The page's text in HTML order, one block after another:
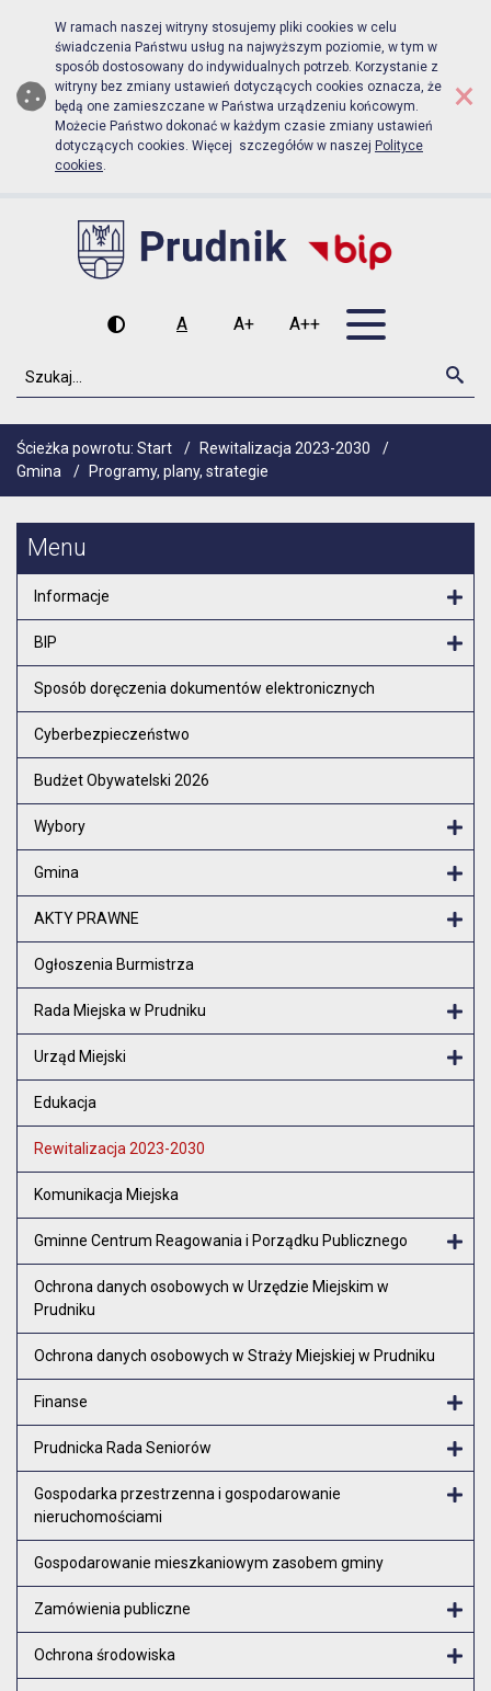
Biuletyn Informacji Publicznej
Przejdź do menu głównego
Przejdź do głównej zawartości
W ramach naszej witryny stosujemy pliki cookies w celu
świadczenia Państwu usług na najwyższym poziomie, w tym w
sposób dostosowany do indywidualnych potrzeb. Korzystanie z
witryny bez zmiany ustawień dotyczących cookies oznacza, że
będą one zamieszczane w Państwa urządzeniu końcowym.
Możecie Państwo dokonać w każdym czasie zmiany ustawień
dotyczących cookies. Więcej szczegółów w naszej Polityce
cookies.
×
Wysoki kontrast
A
Czcionka domyślna
A+
Czcionka średnia
A++
Czcionka duża
Szukaj
Ścieżka powrotu: Start / Rewitalizacja 2023-2030
/
Gmina
/ Programy, plany, strategie
Menu
Informacje
BIP
Sposób doręczenia dokumentów elektronicznych
Cyberbezpieczeństwo
Budżet Obywatelski 2026
Wybory
Gmina
AKTY PRAWNE
Ogłoszenia Burmistrza
Rada Miejska w Prudniku
Urząd Miejski
Edukacja
Rewitalizacja 2023-2030
Komunikacja Miejska
Gminne Centrum Reagowania i Porządku Publicznego
Ochrona danych osobowych w Urzędzie Miejskim w
Prudniku
Ochrona danych osobowych w Straży Miejskiej w Prudniku
Finanse
Prudnicka Rada Seniorów
Gospodarka przestrzenna i gospodarowanie
nieruchomościami
Gospodarowanie mieszkaniowym zasobem gminy
Zamówienia publiczne
Ochrona środowiska